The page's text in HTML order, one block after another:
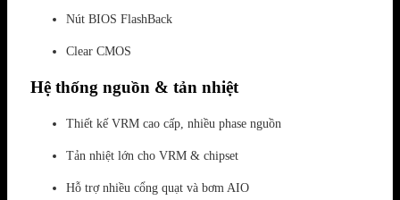
Nút BIOS FlashBack
Clear CMOS
Hệ thống nguồn & tản nhiệt
Thiết kế VRM cao cấp, nhiều phase nguồn
Tản nhiệt lớn cho VRM & chipset
Hỗ trợ nhiều cổng quạt và bơm AIO